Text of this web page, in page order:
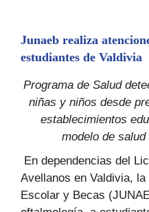
Junaeb realiza
estudiantes de Valdivia
Programa de Salud
niñas y niños desde
establecimientos
modelo de
En dependencias del
Avellanos en Valdivia,
Escolar y Becas